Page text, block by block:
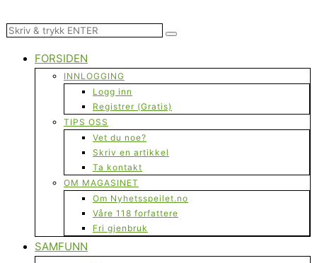
FORSIDEN
INNLOGGING
Logg inn
Registrer (Gratis)
TIPS OSS
Vet du noe?
Skriv en artikkel
Ta kontakt
OM MAGASINET
Om Nyhetsspeilet.no
Våre 118 forfattere
Fri gjenbruk
SAMFUNN